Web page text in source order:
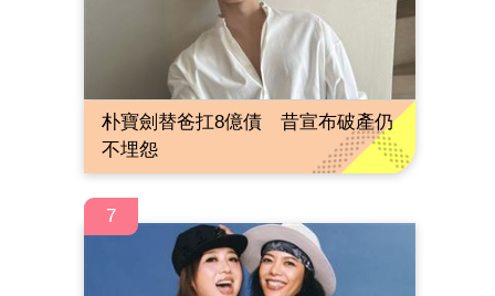
朴寶劍替爸扛8億債 昔宣布破產仍
不埋怨
7